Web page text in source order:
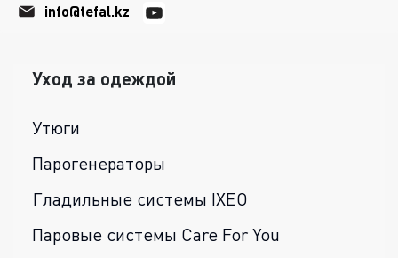
info@tefal.kz
Уход за одеждой
Утюги
Парогенераторы
Гладильные системы IXEO
Паровые системы Care For You